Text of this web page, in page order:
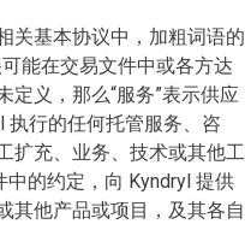
关基本协议中，加粗词语的
能在交易文件中或各方达
定义，那么“服务”表示供应
执行的任何托管服务、咨
扩充、业务、技术或其他工
中的约定，向 Kyndryl 提供
其他产品或项目，及其各自